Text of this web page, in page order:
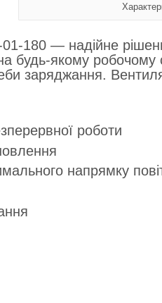
180 — надійне
будь-якому
заряджання.
роботи
напрямку